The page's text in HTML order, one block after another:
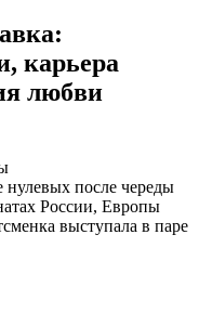
карьера
любви
нулевых после череды
России, Европы
выступала в паре